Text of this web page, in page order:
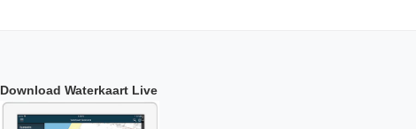
Download Waterkaart Live